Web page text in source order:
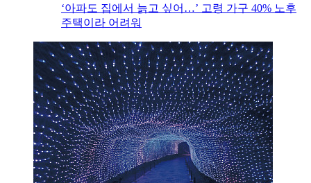
‘아파도 집에서 늙고 싶어…’ 고령 가구 40% 노후
주택이라 어려워